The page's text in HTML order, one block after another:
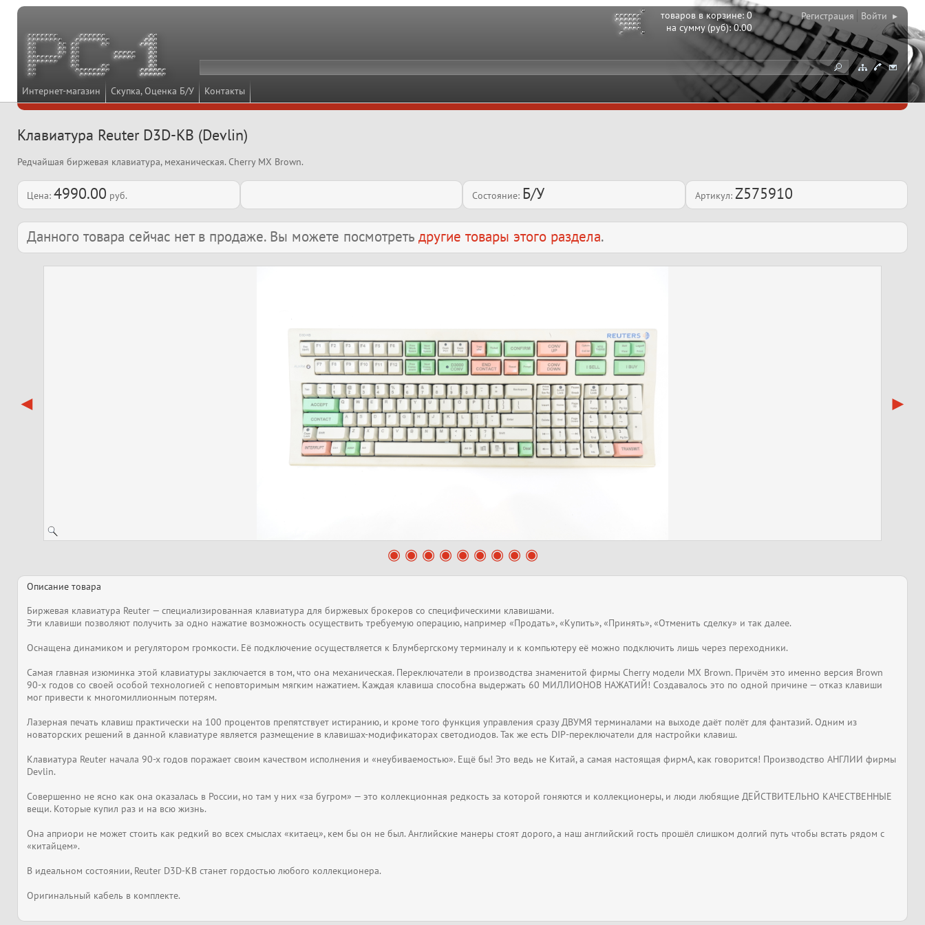
Интернет-магазин Скупка, Оценка Б/У Контакты
товаров в корзине:0
на сумму (руб):0.00
Регистрация Войти ▸
Клавиатура Reuter D3D-KB (Devlin)
Редчайшая биржевая клавиатура, механическая. Cherry MX Brown.
Цена: 4990.00 руб. Состояние: Б/У Артикул: Z575910
Данного товара сейчас нет в продаже. Вы можете посмотреть другие товары этого раздела.
Описание товара
Биржевая клавиатура Reuter — специализированная клавиатура для биржевых брокеров со специфическими клавишами.
Эти клавиши позволяют получить за одно нажатие возможность осуществить требуемую операцию, например «Продать», «Купить», «Принять», «Отменить сделку» и так далее.
Оснащена динамиком и регулятором громкости. Её подключение осуществляется к Блумбергскому терминалу и к компьютеру её можно подключить лишь через переходники.
Самая главная изюминка этой клавиатуры заключается в том, что она механическая. Переключатели в производства знаменитой фирмы Cherry модели MX Brown. Причём это именно версия Brown
90-х годов со своей особой технологией с неповторимым мягким нажатием. Каждая клавиша способна выдержать 60 МИЛЛИОНОВ НАЖАТИЙ! Создавалось это по одной причине — отказ клавиши
мог привести к многомиллионным потерям.
Лазерная печать клавиш практически на 100 процентов препятствует истиранию, и кроме того функция управления сразу ДВУМЯ терминалами на выходе даёт полёт для фантазий. Одним из
новаторских решений в данной клавиатуре является размещение в клавишах-модификаторах светодиодов. Так же есть DIP-переключатели для настройки клавиш.
Клавиатура Reuter начала 90-х годов поражает своим качеством исполнения и «неубиваемостью». Ещё бы! Это ведь не Китай, а самая настоящая фирмА, как говорится! Производство АНГЛИИ фирмы
Devlin.
Совершенно не ясно как она оказалась в России, но там у них «за бугром» — это коллекционная редкость за которой гоняются и коллекционеры, и люди любящие ДЕЙСТВИТЕЛЬНО КАЧЕСТВЕННЫЕ
вещи. Которые купил раз и на всю жизнь.
Она априори не может стоить как редкий во всех смыслах «китаец», кем бы он не был. Английские манеры стоят дорого, а наш английский гость прошёл слишком долгий путь чтобы встать рядом с
«китайцем».
В идеальном состоянии, Reuter D3D-KB станет гордостью любого коллекционера.
Оригинальный кабель в комплекте.